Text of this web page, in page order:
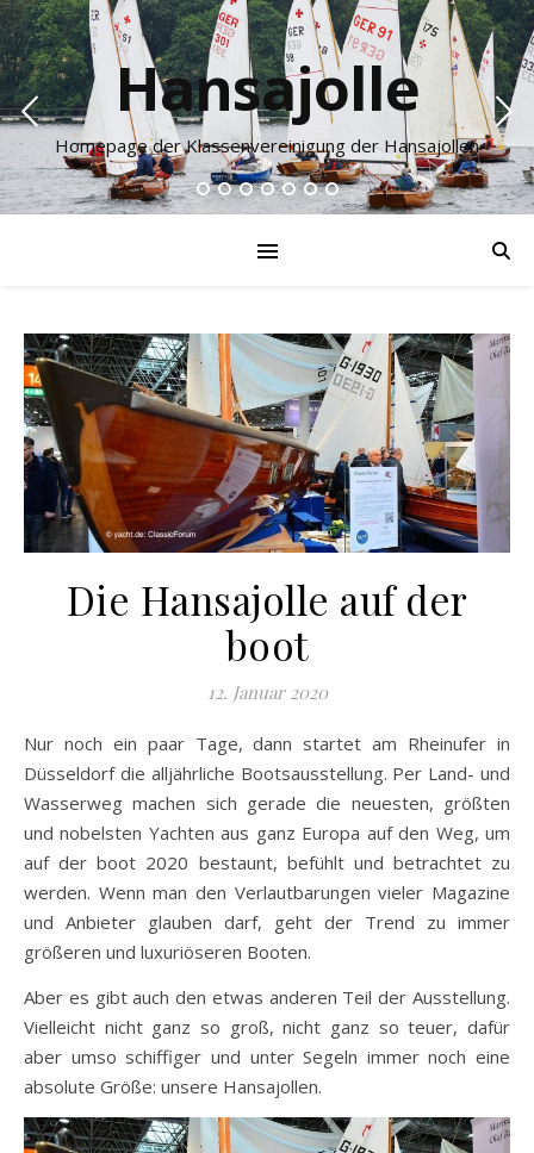
Hansajolle
Homepage der Klassenvereinigung der Hansajollen
Die Hansajolle auf der
boot
12. Januar 2020
Nur noch ein paar Tage, dann startet am Rheinufer in
Düsseldorf die alljährliche Bootsausstellung. Per Land- und
Wasserweg machen sich gerade die neuesten, größten
und nobelsten Yachten aus ganz Europa auf den Weg, um
auf der boot 2020 bestaunt, befühlt und betrachtet zu
werden. Wenn man den Verlautbarungen vieler Magazine
und Anbieter glauben darf, geht der Trend zu immer
größeren und luxuriöseren Booten.
Aber es gibt auch den etwas anderen Teil der Ausstellung.
Vielleicht nicht ganz so groß, nicht ganz so teuer, dafür
aber umso schiffiger und unter Segeln immer noch eine
absolute Größe: unsere Hansajollen.